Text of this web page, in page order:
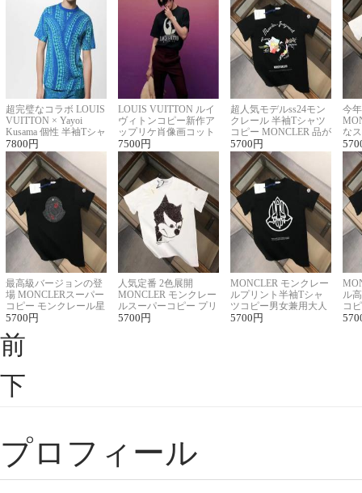
超完璧なコラボ LOUIS
VUITTON × Yayoi
Kusama 個性 半袖Tシャ
ツコピー男女兼用
7800 円
LOUIS VUITTON ルイ
ヴィトンコピー新作ア
ップリケ肖像画コット
ンニット半袖Tシャツ
7500 円
超人気モデルss24モン
クレール 半袖Tシャツ
コピー MONCLER 品が
良く見た目
5700 円
今
な
ル
最高級バージョンの登
場 MONCLERスーパー
コピー モンクレール星
座半袖Tシャツ
5700 円
人気定番 2色展開
MONCLER モンクレー
ルスーパーコピー プリ
ント半袖Tシャツ
5700 円
MONCLER モンクレー
ルプリント半袖Tシャ
ツコピー男女兼用大人
可愛い春夏コーデ
5700 円
ル
コ
ィ
前
下
プロフィール